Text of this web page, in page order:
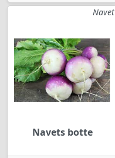
Navet
Navets botte